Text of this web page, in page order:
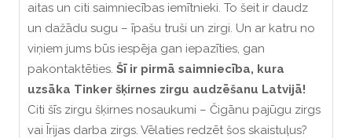
aitas un citi saimniecības iemītnieki. To šeit ir daudz
un dažādu sugu – īpašu truši un zirgi. Un ar katru no
viņiem jums būs iespēja gan iepazīties, gan
pakontaktēties. Šī ir pirmā saimniecība, kura
uzsāka Tinker šķirnes zirgu audzēšanu Latvijā!
Citi šīs zirgu šķirnes nosaukumi – Čigānu pajūgu zirgs
vai Īrijas darba zirgs. Vēlaties redzēt šos skaistuļus?